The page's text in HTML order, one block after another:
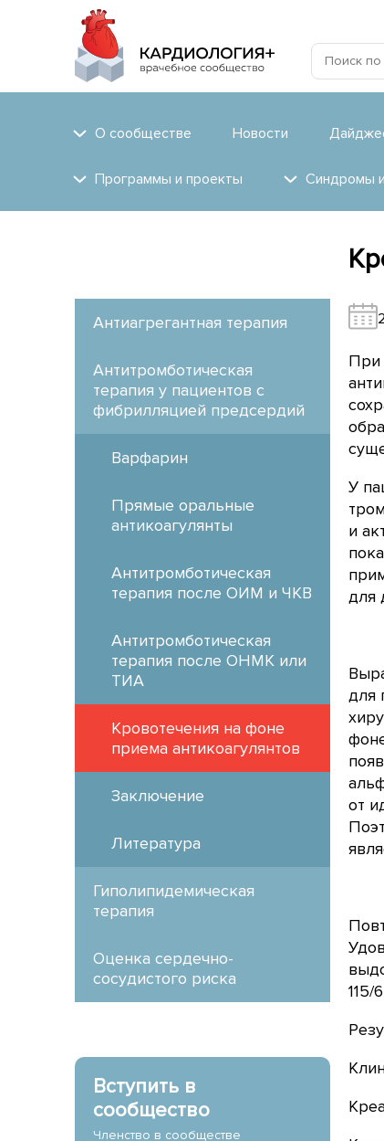
О сообществе Новости
Программы и проекты Синдромы
Антиагрегантная терапия
Антитромботическая
терапия у пациентов с
фибрилляцией предсердий
Варфарин
Прямые оральные
антикоагулянты
Антитромботическая
терапия после ОИМ и ЧКВ
Антитромботическая
терапия после ОНМК или
ТИА
Кровотечения на фоне
приема антикоагулянтов
Заключение
Литература
Гиполипидемическая
терапия
Оценка сердечно-
сосудистого риска
Вступить в
сообщество
Членство в сообществе
При
У
и
для
для
от
115/